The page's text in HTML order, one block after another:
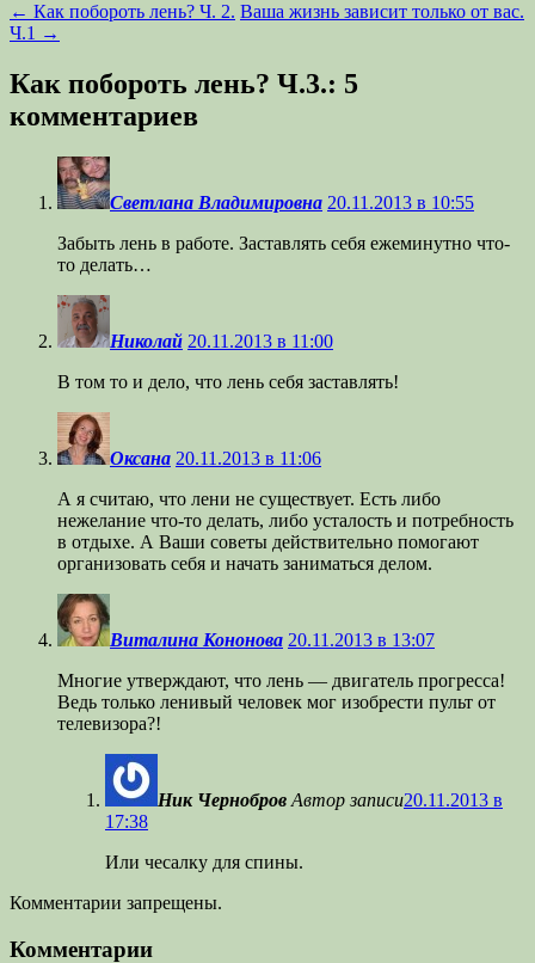
← Как побороть лень? Ч. 2. Ваша жизнь зависит только от вас.
Ч.1 →
Как побороть лень? Ч.3.: 5
комментариев
Светлана Владимировна 20.11.2013 в 10:55
Забыть лень в работе. Заставлять себя ежеминутно что-
то делать…
Николай 20.11.2013 в 11:00
В том то и дело, что лень себя заставлять!
Оксана 20.11.2013 в 11:06
А я считаю, что лени не существует. Есть либо
нежелание что-то делать, либо усталость и потребность
в отдыхе. А Ваши советы действительно помогают
организовать себя и начать заниматься делом.
Виталина Кононова 20.11.2013 в 13:07
Многие утверждают, что лень — двигатель прогресса!
Ведь только ленивый человек мог изобрести пульт от
телевизора?!
Ник Чернобров Автор записи20.11.2013 в
17:38
Или чесалку для спины.
Комментарии запрещены.
Комментарии